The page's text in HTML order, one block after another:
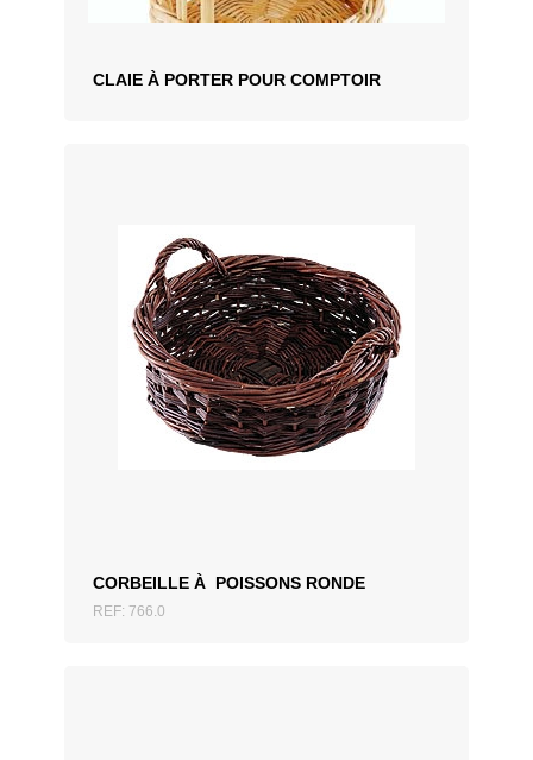
CLAIE À PORTER POUR COMPTOIR
CORBEILLE À POISSONS RONDE
REF: 766.0
AJOUTER AU DEVIS